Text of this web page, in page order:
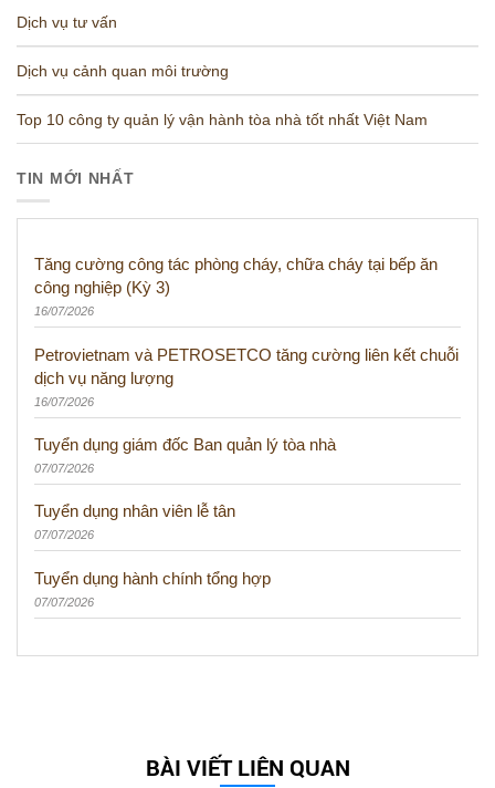
Dịch vụ tư vấn
Dịch vụ cảnh quan môi trường
Top 10 công ty quản lý vận hành tòa nhà tốt nhất Việt Nam
TIN MỚI NHẤT
Tăng cường công tác phòng cháy, chữa cháy tại bếp ăn
công nghiệp (Kỳ 3)
16/07/2026
Petrovietnam và PETROSETCO tăng cường liên kết chuỗi
dịch vụ năng lượng
16/07/2026
Tuyển dụng giám đốc Ban quản lý tòa nhà
07/07/2026
Tuyển dụng nhân viên lễ tân
07/07/2026
Tuyển dụng hành chính tổng hợp
07/07/2026
BÀI VIẾT LIÊN QUAN